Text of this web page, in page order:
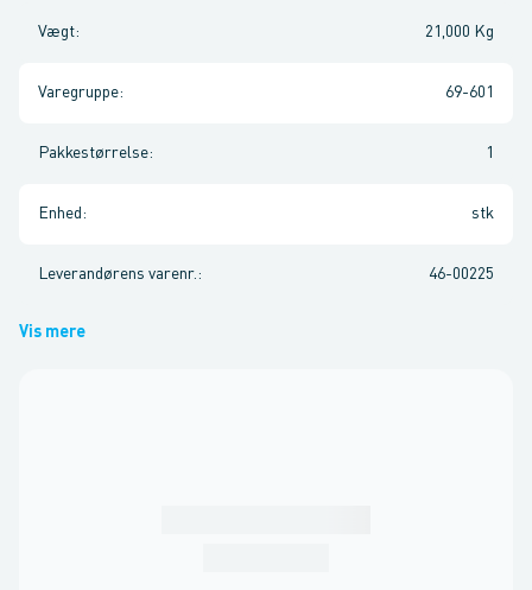
Vægt: 21,000 Kg
Varegruppe: 69-601
Pakkestørrelse: 1
Enhed : stk
Leverandørens varenr. : 46-00225
Vis mere